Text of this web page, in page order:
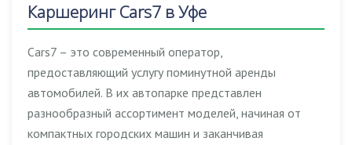
Каршеринг Cars7 в Уфе
Cars7 – это современный оператор,
предоставляющий услугу поминутной аренды
автомобилей. В их автопарке представлен
разнообразный ассортимент моделей, начиная от
компактных городских машин и заканчивая